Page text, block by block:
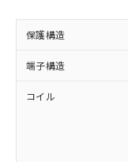
保護構造
端子構造
コイル